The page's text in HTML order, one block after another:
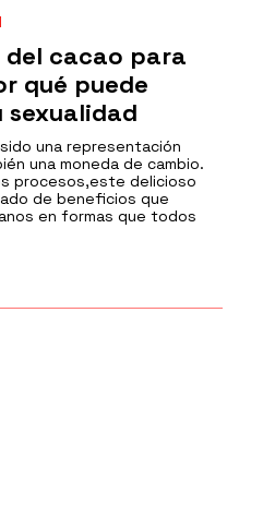
cacao para
qué puede
una representación
una moneda de cambio.
procesos,este delicioso
de beneficios que
en formas que todos